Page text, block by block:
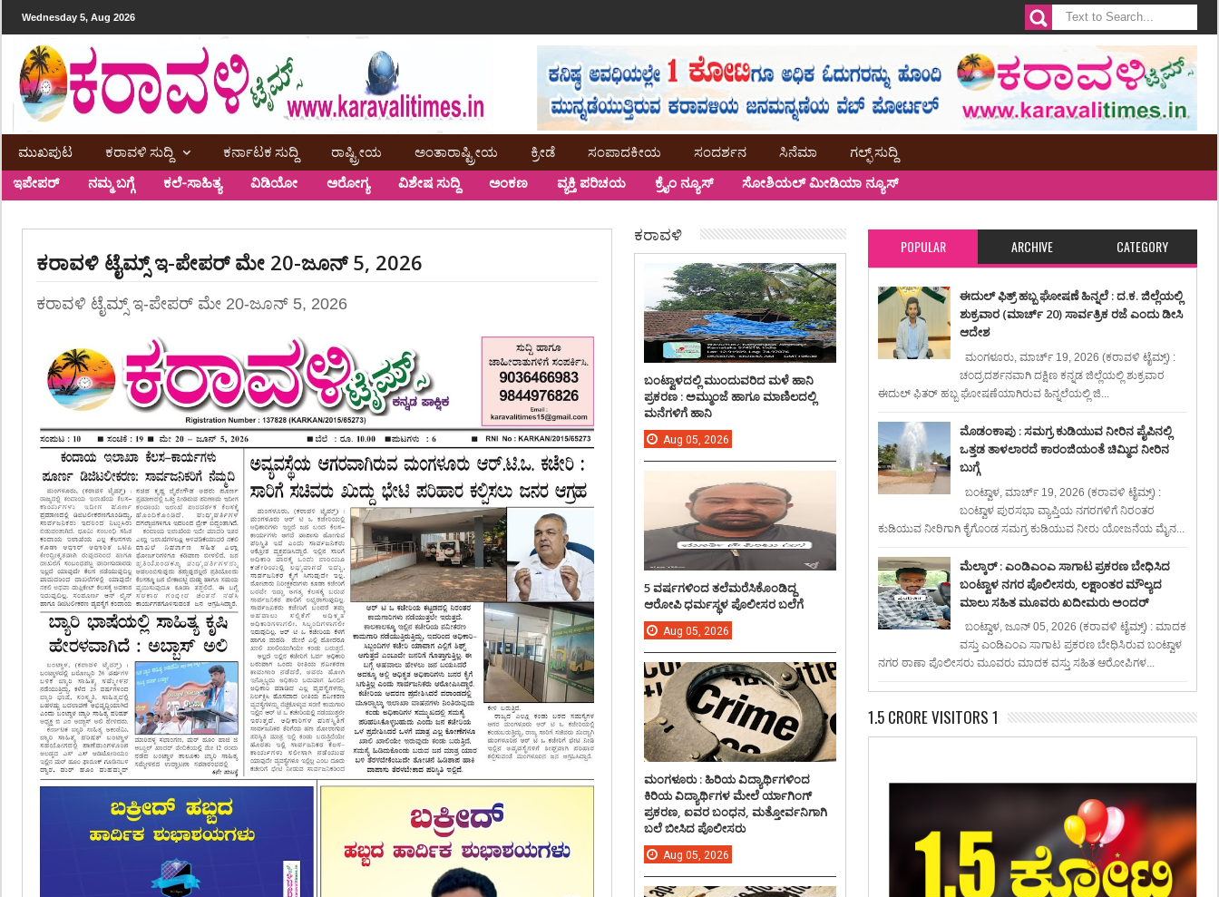
Wednesday 5, Aug 2026
ಮುಖಪುಟ ಕರಾವಳಿ ಸುದ್ದಿ ಕರ್ನಾಟಕ ಸುದ್ದಿ ರಾಷ್ಟ್ರೀಯ ಅಂತಾರಾಷ್ಟ್ರೀಯ ಕ್ರೀಡೆ ಸಂಪಾದಕೀಯ ಸಂದರ್ಶನ ಸಿನೆಮಾ ಗಲ್ಫ್ ಸುದ್ದಿ
ಇಪೇಪರ್ ನಮ್ಮ ಬಗ್ಗೆ ಕಲೆ-ಸಾಹಿತ್ಯ ವಿಡಿಯೋ ಅರೋಗ್ಯ ವಿಶೇಷ ಸುದ್ದಿ ಅಂಕಣ ವ್ಯಕ್ತಿ ಪರಿಚಯ ಕ್ರೈಂ ನ್ಯೂಸ್ ಸೋಶಿಯಲ್ ಮೀಡಿಯಾ ನ್ಯೂಸ್
ಕರಾವಳಿ ಟೈಮ್ಸ್ ಇ-ಪೇಪರ್ ಮೇ 20-ಜೂನ್ 5, 2026
ಕರಾವಳಿ ಟೈಮ್ಸ್ ಇ-ಪೇಪರ್ ಮೇ 20-ಜೂನ್ 5, 2026
POPULAR ARCHIVE CATEGORY
ಈದುಲ್ ಫಿತ್ರ್ ಹಬ್ಬ ಘೋಷಣೆ ಹಿನ್ನಲೆ : ದ.ಕ. ಜಿಲ್ಲೆಯಲ್ಲಿ
ಶುಕ್ರವಾರ (ಮಾರ್ಚ್ 20) ಸಾರ್ವತ್ರಿಕ ರಜೆ ಎಂದು ಡೀಸಿ
ಆದೇಶ
ಮಂಗಳೂರು, ಮಾರ್ಚ್ 19, 2026 (ಕರಾವಳಿ ಟೈಮ್ಸ್) :
ಚಂದ್ರದರ್ಶನವಾಗಿ ದಕ್ಷಿಣ ಕನ್ನಡ ಜಿಲ್ಲೆಯಲ್ಲಿ ಶುಕ್ರವಾರ
ಈದುಲ್ ಫಿತರ್ ಹಬ್ಬ ಘೋಷಣೆಯಾಗಿರುವ ಹಿನ್ನಲೆಯಲ್ಲಿ ಜಿ...
ಮೊಡಂಕಾಪು : ಸಮಗ್ರ ಕುಡಿಯುವ ನೀರಿನ ಪೈಪಿನಲ್ಲಿ
ಒತ್ತಡ ತಾಳಲಾರದೆ ಕಾರಂಜಿಯಂತೆ ಚಿಮ್ಮಿದ ನೀರಿನ
ಬುಗ್ಗೆ
ಬಂಟ್ವಾಳ, ಮಾರ್ಚ್ 19, 2026 (ಕರಾವಳಿ ಟೈಮ್ಸ್) :
ಬಂಟ್ವಾಳ ಪುರಸಭಾ ವ್ಯಾಪ್ತಿಯ ನಗರಗಳಿಗೆ ನಿರಂತರ
ಕುಡಿಯುವ ನೀರಿಗಾಗಿ ಕೈಗೊಂಡ ಸಮಗ್ರ ಕುಡಿಯುವ ನೀರು ಯೋಜನೆಯ ಮೈನ...
ಮೆಲ್ಕಾರ್ : ಎಂಡಿಎಂಎ ಸಾಗಾಟ ಪ್ರಕರಣ ಬೇಧಿಸಿದ
ಬಂಟ್ವಾಳ ನಗರ ಪೊಲೀಸರು, ಲಕ್ಷಾಂತರ ಮೌಲ್ಯದ
ಮಾಲು ಸಹಿತ ಮೂವರು ಖದೀಮರು ಅಂದರ್
ಬಂಟ್ವಾಳ, ಜೂನ್ 05, 2026 (ಕರಾವಳಿ ಟೈಮ್ಸ್) : ಮಾದಕ
ವಸ್ತು ಎಂಡಿಎಂಎ ಸಾಗಾಟ ಪ್ರಕರಣ ಬೇಧಿಸಿರುವ ಬಂಟ್ವಾಳ
ನಗರ ಠಾಣಾ ಪೊಲೀಸರು ಮೂವರು ಮಾದಕ ವಸ್ತು ಸಹಿತ ಆರೋಪಿಗಳ...
1.5 CRORE VISITORS 1
ಕರಾವಳಿ
ಬಂಟ್ವಾಳದಲ್ಲಿ ಮುಂದುವರಿದ ಮಳೆ ಹಾನಿ
ಪ್ರಕರಣ : ಅಮ್ಮುಂಜೆ ಹಾಗೂ ಮಾಣಿಲದಲ್ಲಿ
ಮನೆಗಳಿಗೆ ಹಾನಿ
Aug 05, 2026
5 ವರ್ಷಗಳಿಂದ ತಲೆಮರೆಸಿಕೊಂಡಿದ್ದ
ಆರೋಪಿ ಧರ್ಮಸ್ಥಳ ಪೊಲೀಸರ ಬಲೆಗೆ
Aug 05, 2026
ಮಂಗಳೂರು : ಹಿರಿಯ ವಿದ್ಯಾರ್ಥಿಗಳಿಂದ
ಕಿರಿಯ ವಿದ್ಯಾರ್ಥಿಗಳ ಮೇಲೆ ರ್ಯಾಗಿಂಗ್
ಪ್ರಕರಣ, ಐವರ ಬಂಧನ, ಮತ್ತೋರ್ವನಿಗಾಗಿ
ಬಲೆ ಬೀಸಿದ ಪೊಲೀಸರು
Aug 05, 2026